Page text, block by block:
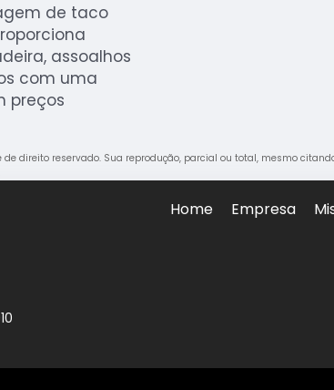
de taco
assoalhos
com uma
preços
de direito reservado. Sua reprodução, parcial ou total, mesmo
Home Empresa